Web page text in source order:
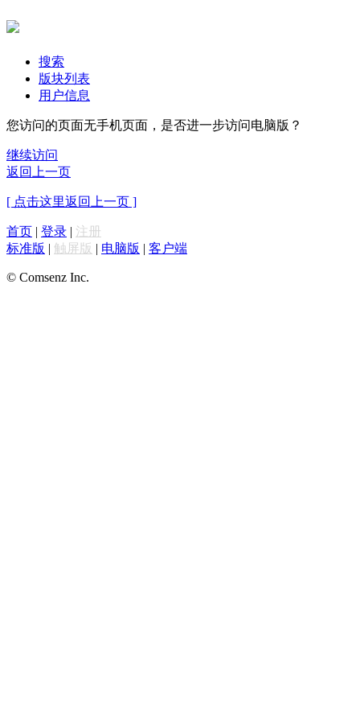
搜索
版块列表
用户信息
您访问的页面无手机页面，是否进一步访问电脑版？
继续访问
返回上一页
[ 点击这里返回上一页 ]
首页 | 登录 | 注册
标准版 | 触屏版 | 电脑版 | 客户端
© Comsenz Inc.